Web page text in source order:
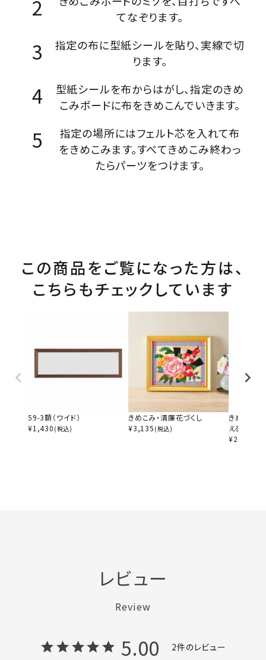
てなぞります。
指定の布に型紙シールを貼り、実線で切
ります。
型紙シールを布からはがし、指定のきめ
こみボードに布をきめこんでいきます。
指定の場所にはフェルト芯を入れて布
をきめこみます。すべてきめこみ終わっ
たらパーツをつけます。
この商品をご覧になった方は、
こちらもチェックしています
59-3額（ワイド）
¥1,430 (税込)
きめこみ・清廉花づくし
¥3,135 (税込)
きめこみ・
える
¥2,530
レビュー
Review
5.00 2